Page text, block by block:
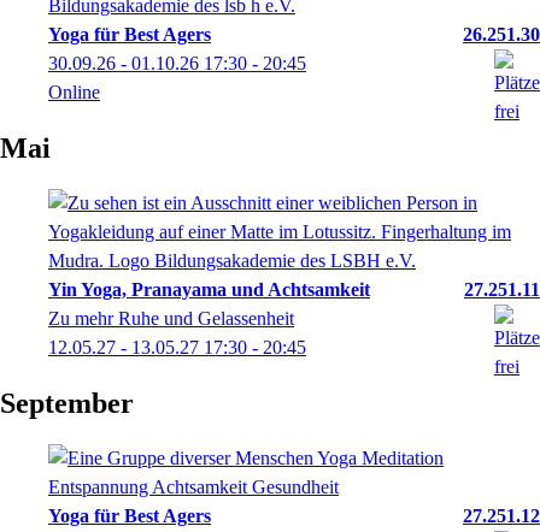
Yoga für Best Agers
26.251.30
30.09.26 - 01.10.26 17:30 - 20:45
Online
Mai
Yin Yoga, Pranayama und Achtsamkeit
27.251.11
Zu mehr Ruhe und Gelassenheit
12.05.27 - 13.05.27 17:30 - 20:45
September
Yoga für Best Agers
27.251.12